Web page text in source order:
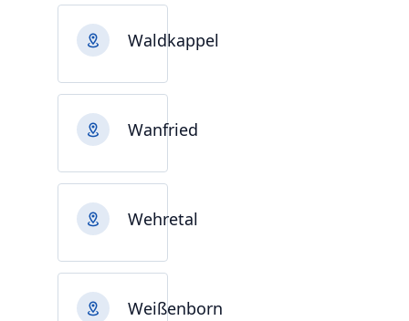
Waldkappel
Wanfried
Wehretal
Weißenborn